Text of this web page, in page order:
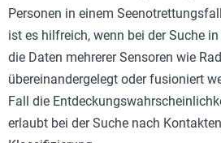
Personen in einem
ist es hilfreich, wenn bei der Suche
die Daten mehrerer Sensoren wie
übereinandergelegt oder fusioniert
Fall die
erlaubt bei der Suche nach